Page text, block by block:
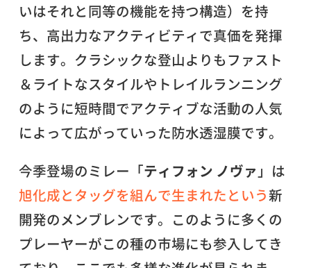
いはそれと同等の機能を持つ構造）を持
ち、高出力なアクティビティで真価を発揮
します。クラシックな登山よりもファスト
＆ライトなスタイルやトレイルランニング
のように短時間でアクティブな活動の人気
によって広がっていった防水透湿膜です。
今季登場のミレー「ティフォン ノヴァ 」は
旭化成とタッグを組んで生まれたという新
開発のメンブレンです。このように多くの
プレーヤーがこの種の市場にも参入してき